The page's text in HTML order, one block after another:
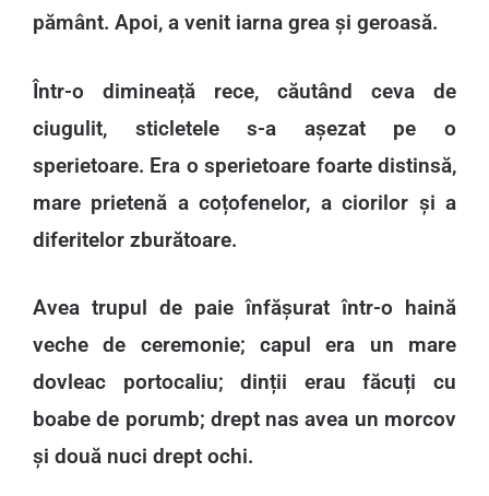
pământ. Apoi, a venit iarna grea și geroasă.
Într-o dimineață rece, căutând ceva de
ciugulit, sticletele s-a așezat pe o
sperietoare. Era o sperietoare foarte distinsă,
mare prietenă a coțofenelor, a ciorilor și a
diferitelor zburătoare.
Avea trupul de paie înfășurat într-o haină
veche de ceremonie; capul era un mare
dovleac portocaliu; dinții erau făcuți cu
boabe de porumb; drept nas avea un morcov
și două nuci drept ochi.